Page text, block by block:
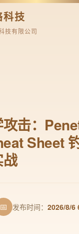
科技
技有限公司
击：
Sheet
📅 发布时间： 2026/8/6